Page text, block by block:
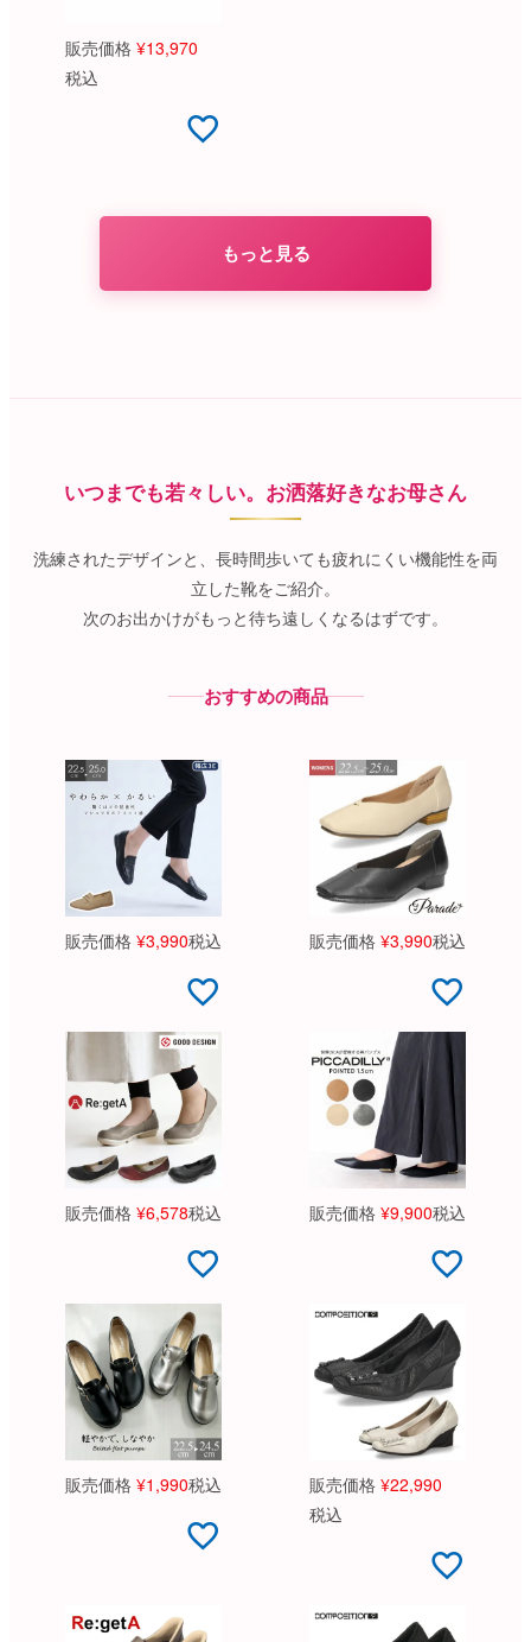
販売価格 ¥13,970
税込
もっと見る
いつまでも若々しい。お洒落好きなお母さん
洗練されたデザインと、長時間歩いても疲れにくい機能性を両
立した靴をご紹介。
次のお出かけがもっと待ち遠しくなるはずです。
おすすめの商品
販売価格 ¥3,990税込 販売価格 ¥3,990税込
販売価格 ¥6,578税込 販売価格 ¥9,900税込
販売価格 ¥1,990税込 販売価格 ¥22,990
税込